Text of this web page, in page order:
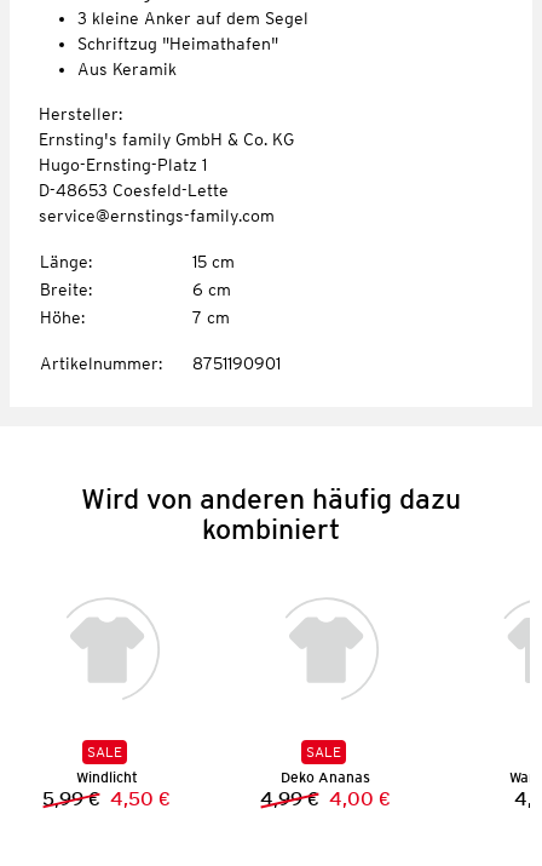
3 kleine Anker auf dem Segel
Schriftzug "Heimathafen"
Aus Keramik
Hersteller:
Ernsting's family GmbH & Co. KG
Hugo-Ernsting-Platz 1
D-48653 Coesfeld-Lette
service@ernstings-family.com
Länge:
15 cm
Breite:
6 cm
Höhe: 7 cm
Artikelnummer: 8751190901
Wird von anderen häufig dazu
kombiniert
SALE
Windlicht
Vorheriger Preis:
5,99 € Neuer Preis:
4,50 €
SALE
Deko Ananas
Vorheriger Preis:
4,99 € Neuer Preis:
4,00 €